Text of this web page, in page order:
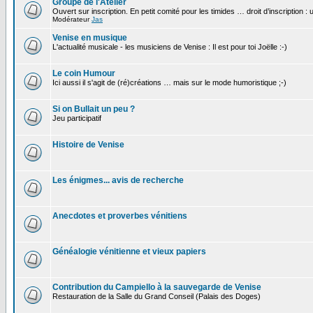
Groupe de l'Atelier
Ouvert sur inscription. En petit comité pour les timides … droit d’inscription :
ModérateurJas
Venise en musique
L'actualité musicale - les musiciens de Venise : Il est pour toi Joëlle :-)
Le coin Humour
Ici aussi il s'agit de (ré)créations … mais sur le mode humoristique ;-)
Si on Bullait un peu ?
Jeu participatif
Histoire de Venise
Les énigmes... avis de recherche
Anecdotes et proverbes vénitiens
Généalogie vénitienne et vieux papiers
Contribution du Campiello à la sauvegarde de Venise
Restauration de la Salle du Grand Conseil (Palais des Doges)